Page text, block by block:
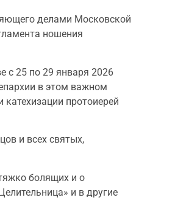
делами Московской
ношения
с 25 по 29 января 2026
в этом важном
протоиерей
и всех святых,
болящих и о
и в другие